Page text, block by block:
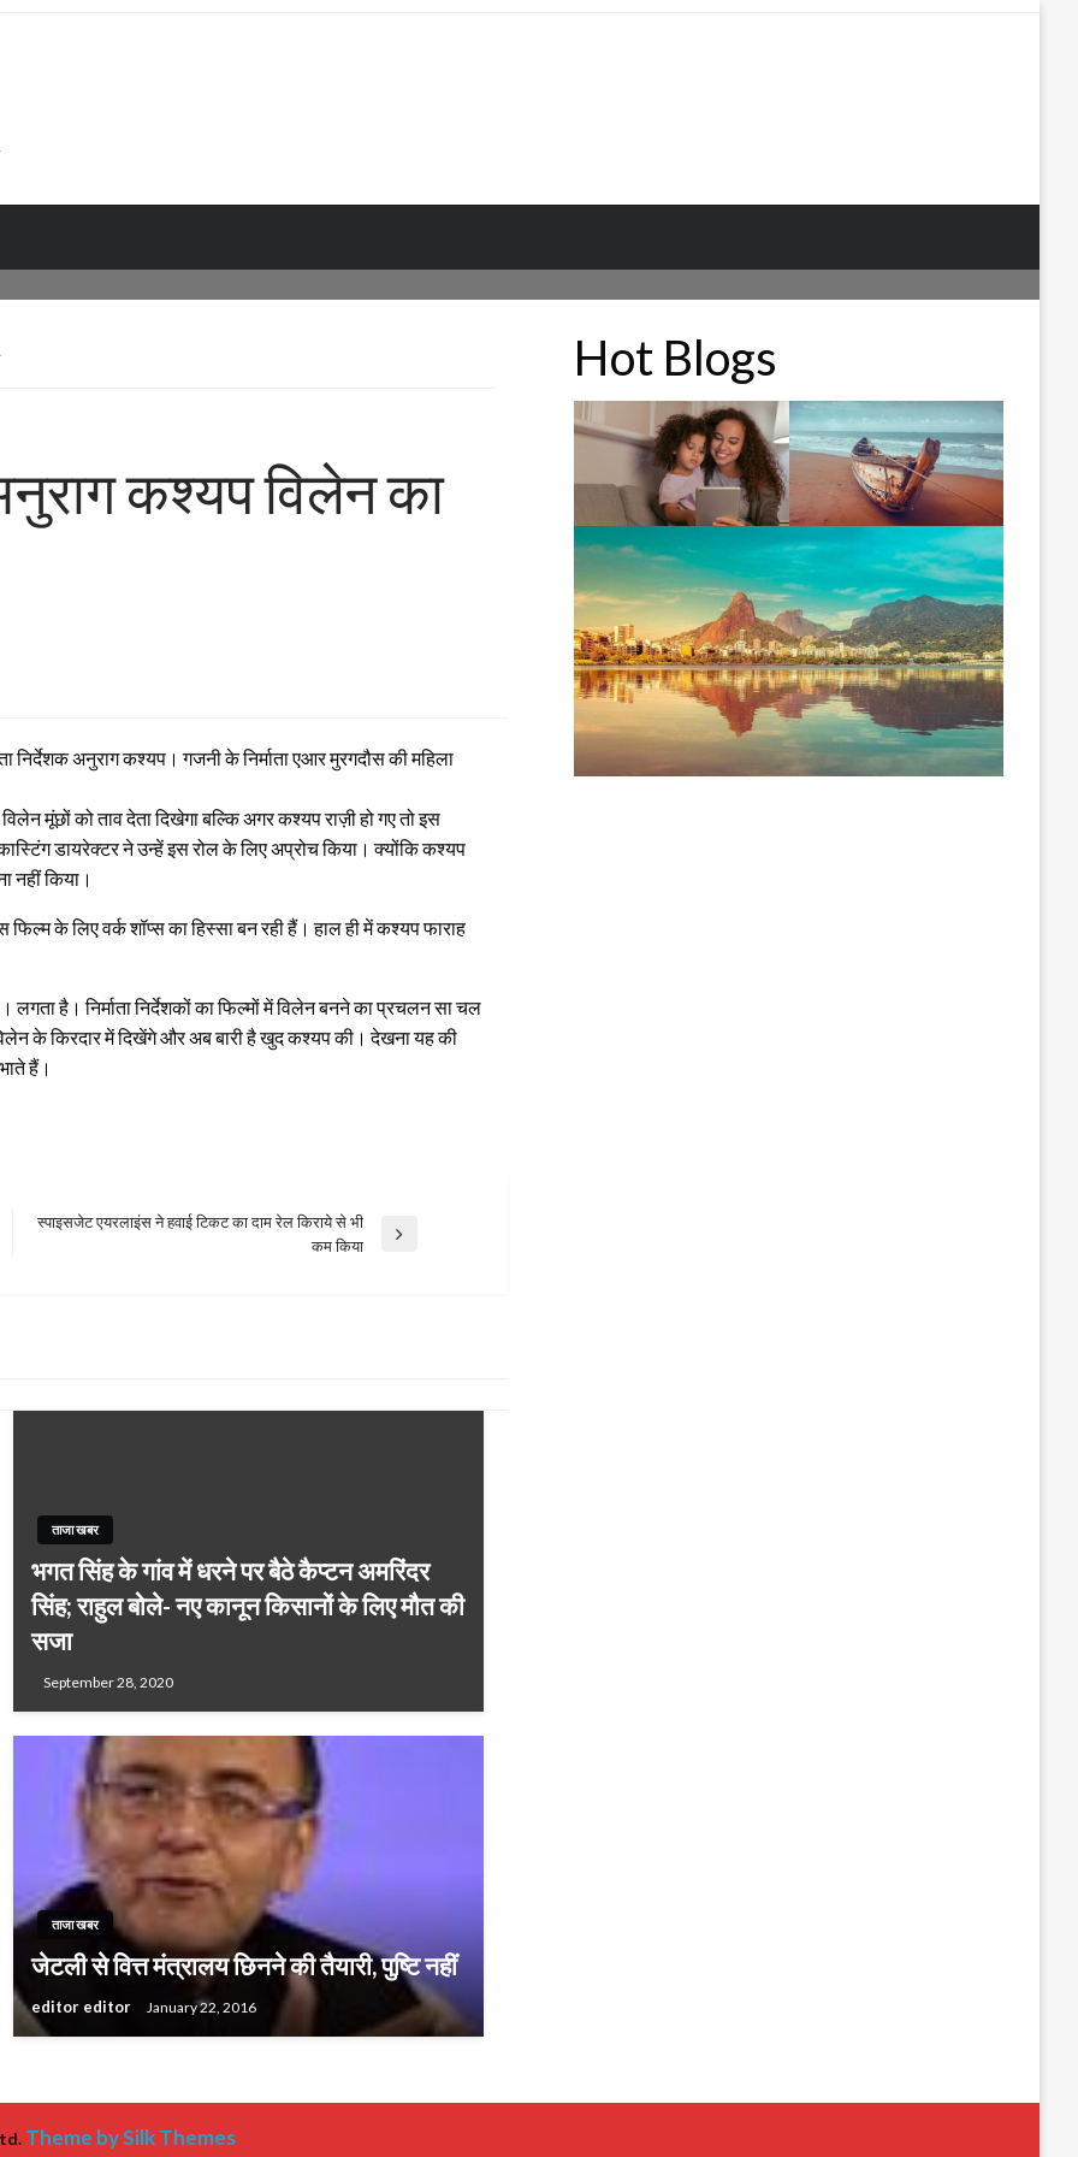
कश्यप विलेन का
निर्देशक अनुराग कश्यप। गजनी के निर्माता एआर मुरगदौस की महिला
मूंछों को ताव देता दिखेगा बल्कि अगर कश्यप राज़ी हो गए तो इस
डायरेक्टर ने उन्हें इस रोल के लिए अप्रोच किया। क्योंकि कश्यप
नहीं किया।
फिल्म के लिए वर्क शॉप्स का हिस्सा बन रही हैं। हाल ही में कश्यप फाराह
है। निर्माता निर्देशकों का फिल्मों में विलेन बनने का प्रचलन सा चल
के किरदार में दिखेंगे और अब बारी है खुद कश्यप की। देखना यह की
हैं।
स्पाइसजेट एयरलाइंस ने हवाई टिकट का दाम रेल किराये से भी
कम किया
ताजा खबर
भगत सिंह के गांव में धरने पर बैठे कैप्टन अमरिंदर
सिंह; राहुल बोले- नए कानून किसानों के लिए मौत की
सजा
September 28, 2020
ताजा खबर
जेटली से वित्त मंत्रालय छिनने की तैयारी, पुष्टि नहीं
editor editor January 22, 2016
Hot Blogs
Theme by Silk Themes